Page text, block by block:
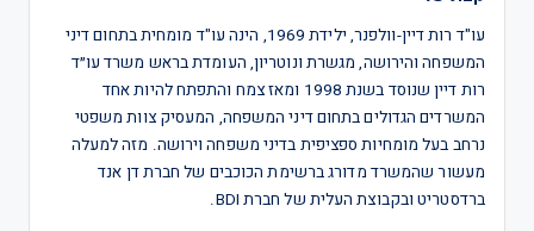
עו"ד רות דיין-וולפנר, ילידת 1969, הינה עו"ד מומחית בתחום דיני
המשפחה והירושה, מגשרת ונוטריון, העומדת בראש משרד עו״ד
רות דיין שנוסד בשנת 1998 ומאז צמח והתפתח להיות אחד
המשרדים הגדולים בתחום דיני המשפחה, המעסיק צוות משפטי
נרחב בעל מומחיות ספציפית בדיני משפחה וירושה. מזה למעלה
מעשור שהמשרד מדורג ברשימת הכוכבים של חברת דן אנד
ברדסטריט ובקבוצת העלית של חברת BDI.